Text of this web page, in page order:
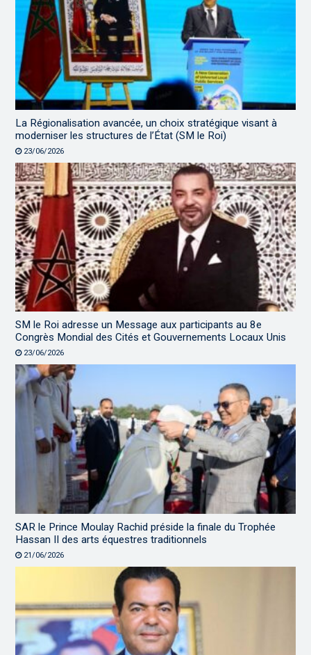
La Régionalisation avancée, un choix stratégique visant à
moderniser les structures de l’État (SM le Roi)
23/06/2026
SM le Roi adresse un Message aux participants au 8e
Congrès Mondial des Cités et Gouvernements Locaux Unis
23/06/2026
SAR le Prince Moulay Rachid préside la finale du Trophée
Hassan II des arts équestres traditionnels
21/06/2026